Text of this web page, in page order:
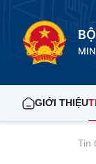
GIỚI THIỆU
Tin